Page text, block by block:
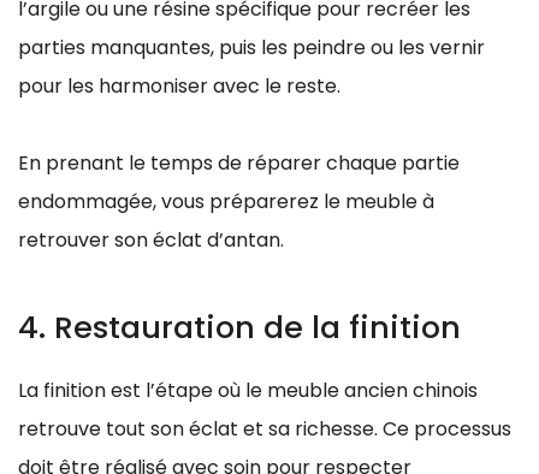
l’argile ou une résine spécifique pour recréer les
parties manquantes, puis les peindre ou les vernir
pour les harmoniser avec le reste.
En prenant le temps de réparer chaque partie
endommagée, vous préparerez le meuble à
retrouver son éclat d’antan.
4. Restauration de la finition
La finition est l’étape où le meuble ancien chinois
retrouve tout son éclat et sa richesse. Ce processus
doit être réalisé avec soin pour respecter